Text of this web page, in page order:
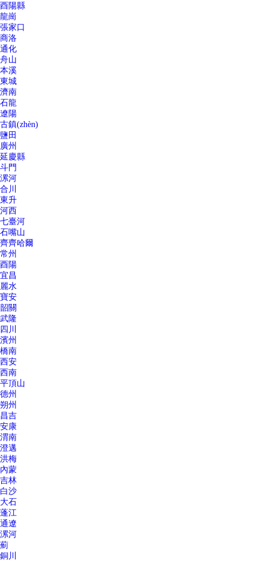
酉陽縣
龍崗
張家口
商洛
通化
舟山
本溪
東城
濟南
石龍
遼陽
古鎮(zhèn)
鹽田
廣州
延慶縣
斗門
漯河
合川
東升
河西
七臺河
石嘴山
齊齊哈爾
常州
酉陽
宜昌
麗水
寶安
韶關
武隆
四川
濱州
橋南
西安
西南
平頂山
德州
朔州
昌吉
安康
渭南
澄邁
洪梅
內蒙
吉林
白沙
大石
蓬江
通遼
漯河
薊
銅川